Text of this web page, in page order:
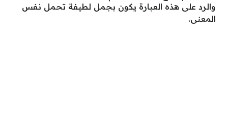
والرد على هذه العبارة يكون بجمل لطيفة تحمل نفس
المعنى.